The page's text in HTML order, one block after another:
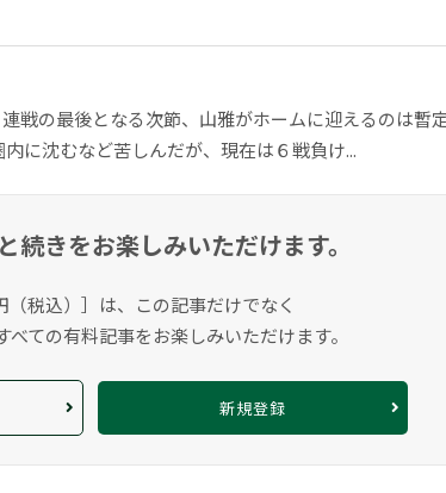
戦の最後となる次節、山雅がホームに迎えるのは暫定
に沈むなど苦しんだが、現在は６戦負け...
続きをお楽しみいただけます。
（税込）］は、この記事だけでなく
べての有料記事をお楽しみいただけます。
新規登録